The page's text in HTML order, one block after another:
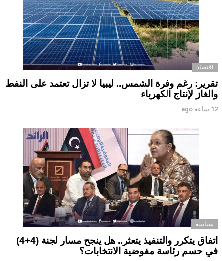
اقتصاد
تقرير: رغم وفرة الشمس.. ليبيا لا تزال تعتمد على النفط
والغاز لإنتاج الكهرباء
12 ساعة ago
سياسة
اتفاق يتكرر والتنفيذ يتعثر.. هل ينجح مسار لجنة (4+4)
في حسم رئاسة مفوضية الانتخابات؟